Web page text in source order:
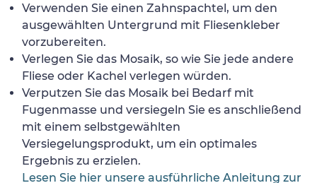
Verwenden Sie einen Zahnspachtel, um den
ausgewählten Untergrund mit Fliesenkleber
vorzubereiten.
Verlegen Sie das Mosaik, so wie Sie jede andere
Fliese oder Kachel verlegen würden.
Verputzen Sie das Mosaik bei Bedarf mit
Fugenmasse und versiegeln Sie es anschließend
mit einem selbstgewählten
Versiegelungsprodukt, um ein optimales
Ergebnis zu erzielen.
Lesen Sie hier unsere ausführliche Anleitung zur